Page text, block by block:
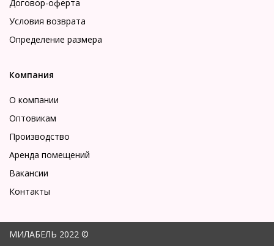
Договор-оферта
Условия возврата
Определение размера
Компания
О компании
Оптовикам
Производство
Аренда помещений
Вакансии
Контакты
МИЛАБЕЛЬ 2022 ©